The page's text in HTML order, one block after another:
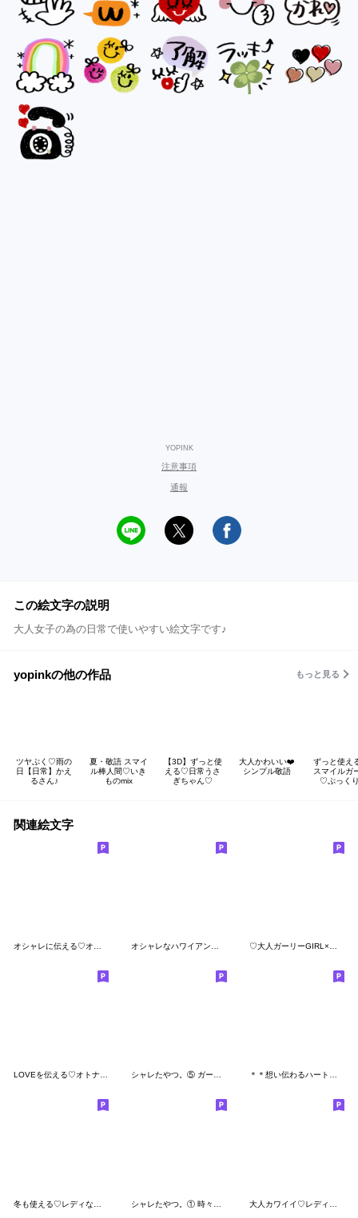
YOPINK
注意事項
通報
この絵文字の説明
大人女子の為の日常で使いやすい絵文字です♪
yopinkの他の作品 もっと見る
ツヤぷく♡雨の
日【日常】かえ
るさん♪
夏・敬語 スマイ
ル棒人間♡いき
ものmix
【3D】ずっと使
える♡日常うさ
ぎちゃん♡
大人かわいい❤️
シンプル敬語
ずっと使え
スマイルガ
♡ぷっく
関連絵文字
LOVEを伝える♡オトナLady days シャレたやつ。⑤ ガーリー♡ ＊＊想い伝わるハート♡絵文字＊＊